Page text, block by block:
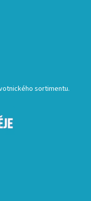
sortimentu.